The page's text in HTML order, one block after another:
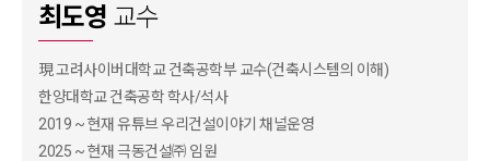
최도영 교수
現 고려사이버대학교 건축공학부 교수(건축시스템의 이해)
한양대학교 건축공학 학사/석사
2019 ~ 현재 유튜브 우리건설이야기 채널운영
2025 ~ 현재 극동건설㈜ 임원